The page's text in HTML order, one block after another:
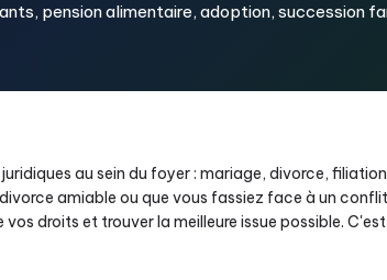
pension alimentaire, adoption, succession
au sein du foyer : mariage, divorce,
amiable ou que vous fassiez face à un
droits et trouver la meilleure issue possible.